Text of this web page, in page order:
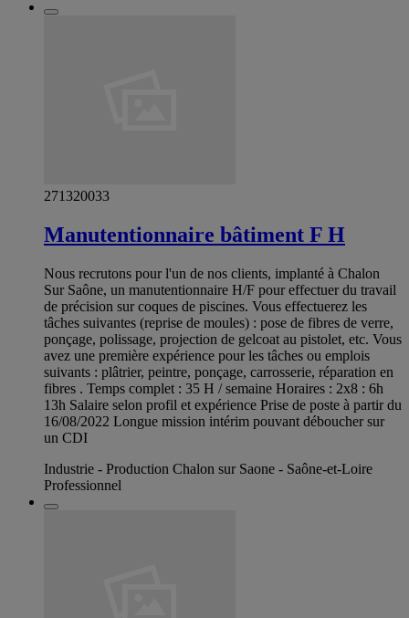
271320033
Manutentionnaire bâtiment F H
Nous recrutons pour l'un de nos clients, implanté à Chalon
Sur Saône, un manutentionnaire H/F pour effectuer du travail
de précision sur coques de piscines. Vous effectuerez les
tâches suivantes (reprise de moules) : pose de fibres de verre,
ponçage, polissage, projection de gelcoat au pistolet, etc. Vous
avez une première expérience pour les tâches ou emplois
suivants : plâtrier, peintre, ponçage, carrosserie, réparation en
fibres . Temps complet : 35 H / semaine Horaires : 2x8 : 6h
13h Salaire selon profil et expérience Prise de poste à partir du
16/08/2022 Longue mission intérim pouvant déboucher sur
un CDI
Industrie - Production Chalon sur Saone - Saône-et-Loire
Professionnel